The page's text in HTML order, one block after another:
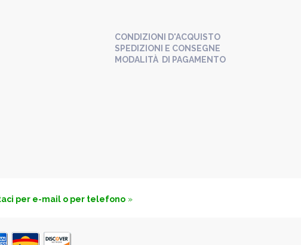
CONDIZIONI D'ACQUISTO
SPEDIZIONI E CONSEGNE
MODALITÀ DI PAGAMENTO
per e-mail o per telefono »